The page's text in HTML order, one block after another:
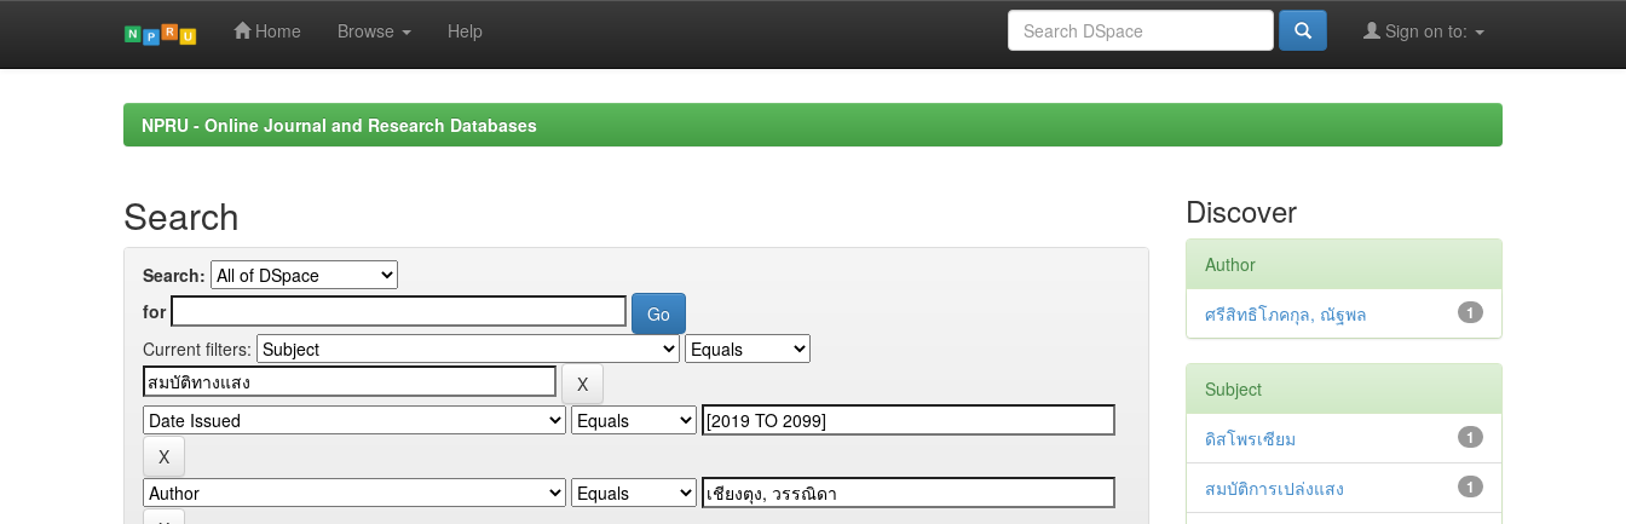
Home Browse Help Sign on to:
NPRU - Online Journal and Research Databases
Search
Search:
for
Current filters:
Discover
Author
1
ศรีสิทธิโภคกุล, ณัฐพล
Subject
1
ดิสโพรเซียม
1
สมบัติการเปล่งแสง